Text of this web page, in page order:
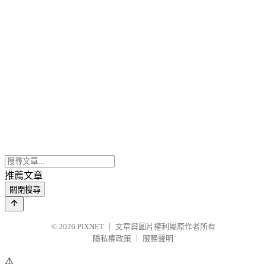
推薦文章
關閉搜尋
© 2026 PIXNET
文章與圖片權利屬原作者所有
隱私權政策
服務聲明
⚠️